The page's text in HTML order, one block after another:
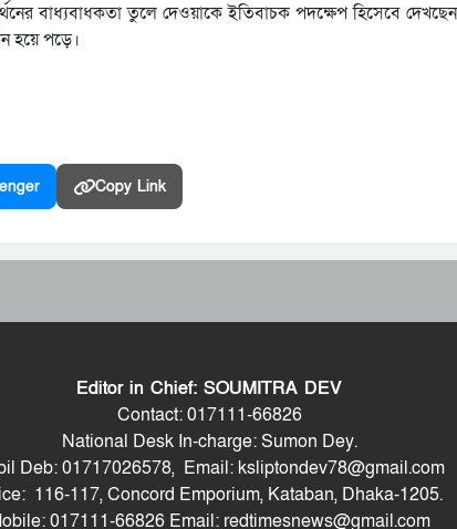
বাধ্যবাধকতা তুলে দেওয়াকে ইতিবাচক পদক্ষেপ হিসেবে
হয়ে পড়ে।
Copy Link
Editor in Chief: SOUMITRA DEV
Contact: 017111-66826
National Desk In-charge: Sumon Dey.
Deb: 01717026578, Email: ksliptondev78@gmail.com
116-117, Concord Emporium, Kataban, Dhaka-1205.
017111-66826 Email: redtimesnews@gmail.com